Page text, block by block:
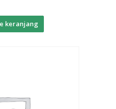
keranjang